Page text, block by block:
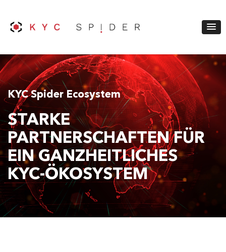
KYC Spider Ecosystem
STARKE
PARTNERSCHAFTEN FÜR
EIN GANZHEITLICHES
KYC-ÖKOSYSTEM